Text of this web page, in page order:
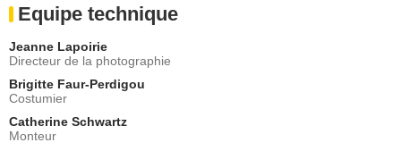
Equipe technique
Jeanne Lapoirie
Directeur de la photographie
Brigitte Faur-Perdigou
Costumier
Catherine Schwartz
Monteur